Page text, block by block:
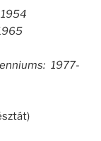
1977-